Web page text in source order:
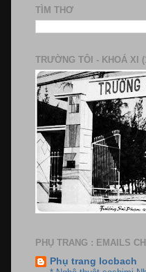
TÌM THƠ
TRƯỜNG TÔI - KHOÁ XI
PHỤ TRANG : EMAILS
Phụ trang locbach